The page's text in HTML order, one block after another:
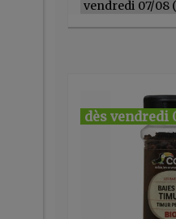
dès vendredi